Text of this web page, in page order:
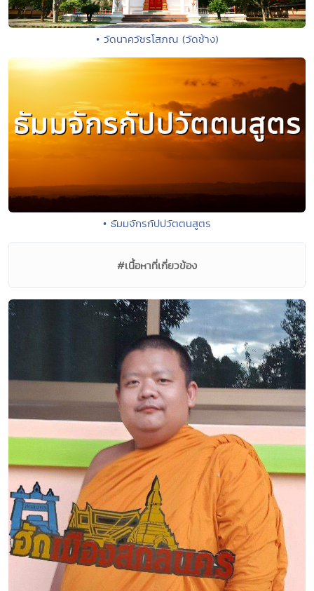
• วัดนาควัชรโสภณ (วัดช้าง)
• ธัมมจักรกัปปวัตตนสูตร
#เนื้อหาที่เกี่ยวข้อง